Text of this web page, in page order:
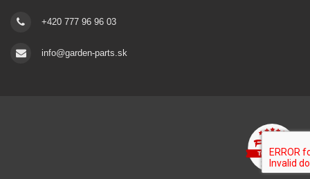
+420 777 96 96 03
info@garden-parts.sk